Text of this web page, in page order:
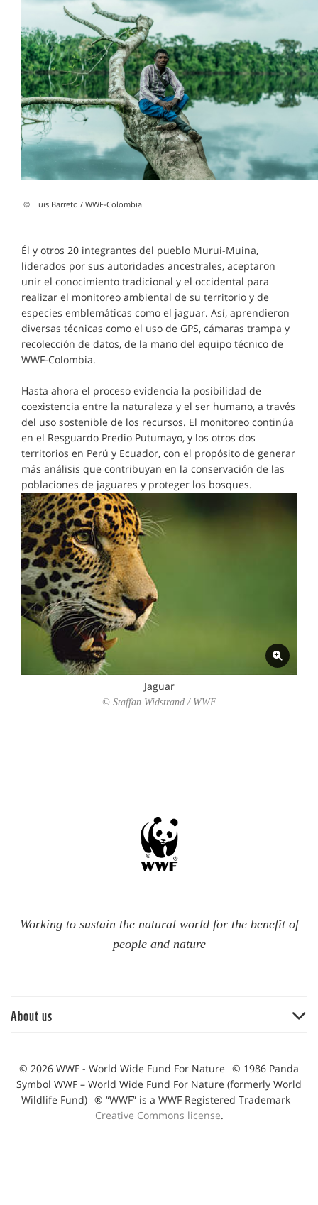
© Luis Barreto / WWF-Colombia
Él y otros 20 integrantes del pueblo Murui-Muina,
liderados por sus autoridades ancestrales, aceptaron
unir el conocimiento tradicional y el occidental para
realizar el monitoreo ambiental de su territorio y de
especies emblemáticas como el jaguar. Así, aprendieron
diversas técnicas como el uso de GPS, cámaras trampa y
recolección de datos, de la mano del equipo técnico de
WWF-Colombia.
Hasta ahora el proceso evidencia la posibilidad de
coexistencia entre la naturaleza y el ser humano, a través
del uso sostenible de los recursos. El monitoreo continúa
en el Resguardo Predio Putumayo, y los otros dos
territorios en Perú y Ecuador, con el propósito de generar
más análisis que contribuyan en la conservación de las
poblaciones de jaguares y proteger los bosques.
Jaguar
© Staffan Widstrand / WWF
Working to sustain the natural world for the benefit of
people and nature
About us
Notable moments from 2020
Our achievements during 2022
© 2026 WWF - World Wide Fund For Nature © 1986 Panda
Symbol WWF – World Wide Fund For Nature (formerly World
Wildlife Fund) ® “WWF” is a WWF Registered Trademark
Creative Commons license.